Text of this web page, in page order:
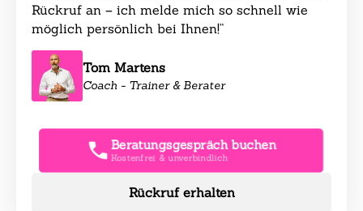
Rückruf an – ich melde mich so schnell wie
möglich persönlich bei Ihnen!“
Tom Martens
Coach - Trainer & Berater
Beratungsgespräch buchen
Kostenfrei & unverbindlich
Rückruf erhalten